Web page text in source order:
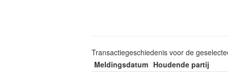
Transactiegeschiedenis voor de
Meldingsdatum Houdende partij